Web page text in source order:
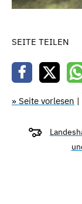
SEITE TEILEN
» Seite vorlesen |